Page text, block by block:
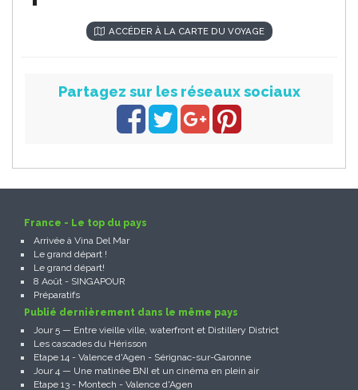
ACCÉDER À LA CARTE DU VOYAGE
Partagez sur les réseaux sociaux
France - Le top du pays
Arrivée à Vina Del Mar
Le grand départ !
Le grand départ!
8 Août - SINGAPOUR
Préparatifs
Publié dernièrement dans le même pays
Jour 5 — Entre vieille ville, waterfront et Distillery District
Les cascades du Hérisson
Etape 14 - Valence d'Agen - Sérignac-sur-Garonne
Jour 4 — Une matinée BNI et un cinéma en plein air
Etape 13 - Montech - Valence d'Agen